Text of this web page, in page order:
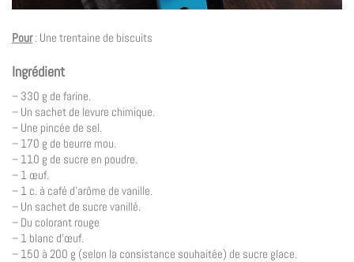
Pour: Une trentaine de biscuits
Ingrédient
– 330 g de farine.
– Un sachet de levure chimique.
– Une pincée de sel.
– 170 g de beurre mou.
– 110 g de sucre en poudre.
– 1 œuf.
– 1 c. à café d’arôme de vanille.
– Un sachet de sucre vanillé.
– Du colorant rouge
– 1 blanc d’œuf.
– 150 à 200 g (selon la consistance souhaitée) de sucre glace.